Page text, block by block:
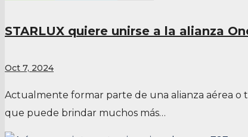
STARLUX quiere unirse a la alianza
Oct 7, 2024
Actualmente formar parte de una alianza aérea o
que puede brindar muchos más…